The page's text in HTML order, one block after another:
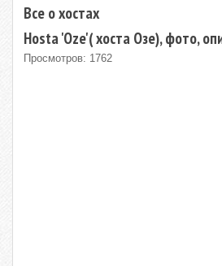
Все о хостах
Hosta 'Oze'( хоста Озе), фото,
Просмотров: 1762